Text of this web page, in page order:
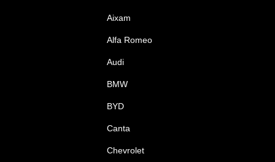
Aixam
Alfa Romeo
Audi
BMW
BYD
Canta
Chevrolet